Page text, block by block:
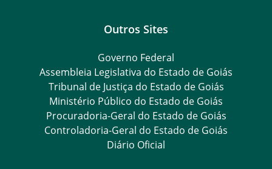
Outros Sites
Governo Federal
Assembleia Legislativa do Estado de Goiás
Tribunal de Justiça do Estado de Goiás
Ministério Público do Estado de Goiás
Procuradoria-Geral do Estado de Goiás
Controladoria-Geral do Estado de Goiás
Diário Oficial